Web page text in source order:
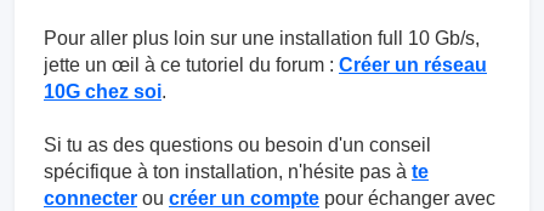
Pour aller plus loin sur une installation full 10 Gb/s,
jette un œil à ce tutoriel du forum : Créer un réseau
10G chez soi.
Si tu as des questions ou besoin d'un conseil
spécifique à ton installation, n'hésite pas à te
connecter ou créer un compte pour échanger avec